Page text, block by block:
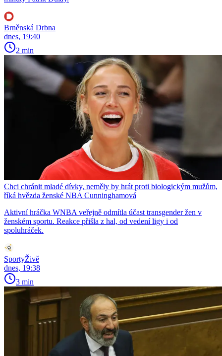
Brněnská Drbna
dnes, 19:40
2 min
Chci chránit mladé dívky, neměly by hrát proti biologickým mužům,
říká hvězda ženské NBA Cunninghamová
Aktivní hráčka WNBA veřejně odmítla účast transgender žen v
ženském sportu. Reakce přišla z hal, od vedení ligy i od
spoluhráček.
SportyŽivě
dnes, 19:38
3 min